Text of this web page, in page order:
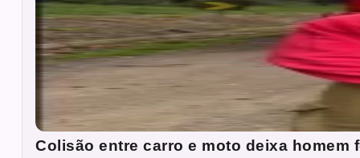
Colisão entre carro e moto deixa homem